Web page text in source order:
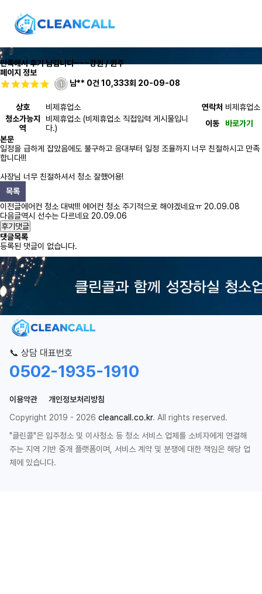
만족해서 후기 남깁니다~~~강원 / 원주
페이지 정보
남** 0건 10,333회 20-09-08
상호 비제휴업소 연락처 비제휴업소
청소가능지
역
비제휴업소 (비제휴업소 직접입력 게시물입니
다.)
이동
바로가기
본문
일정을 급하게 잡았음에도 불구하고 응대부터 일정 조율까지 너무 친절하시고 만족
합니다!!!
사장님 너무 친절하셔서 청소 잘했어용!
목록
이전글에어컨 청소 대박!!! 에어컨 청소 주기적으로 해야겠네요ㅠ 20.09.08
다음글역시 선수는 다르네요 20.09.06
후기댓글
댓글목록
등록된 댓글이 없습니다.
📞 상담 대표번호
0502-1935-1910
이용약관
개인정보처리방침
Copyright 2019 - 2026 cleancall.co.kr. All rights reserved.
"클린콜"은 입주청소 및 이사청소 등 청소 서비스 업체를 소비자에게 연결해
주는 지역 기반 중개 플랫폼이며, 서비스 계약 및 분쟁에 대한 책임은 해당 업
체에 있습니다.